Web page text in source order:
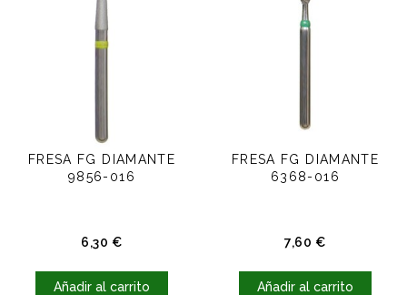
FRESA FG DIAMANTE
9856-016
6,30 €Precio
Añadir al carrito
FRESA FG DIAMANTE
6368-016
7,60 €Precio
Añadir al carrito